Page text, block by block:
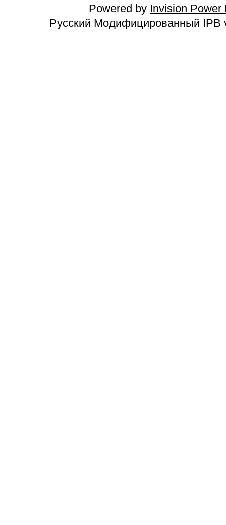
Powered by Invision Power
Русский Модифицированный IPB